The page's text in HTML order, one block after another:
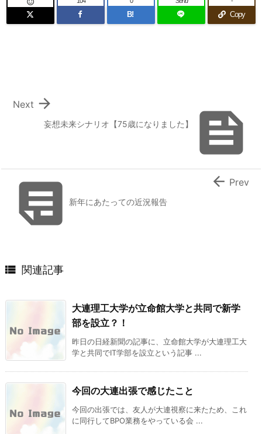

B! Copy

妄想未来シナリオ【75歳になりました】

Next
新年にあたっての近況報告
 Prev
 関連記事
大連理工大学が立命館大学と共同で新学
部を設立？！
昨日の日経新聞の記事に、立命館大学が大連理工大
学と共同でIT学部を設立という記事 ...
今回の大連出張で感じたこと
今回の出張では、友人が大連視察に来たため、これ
に同行してBPO業務をやっている会 ...